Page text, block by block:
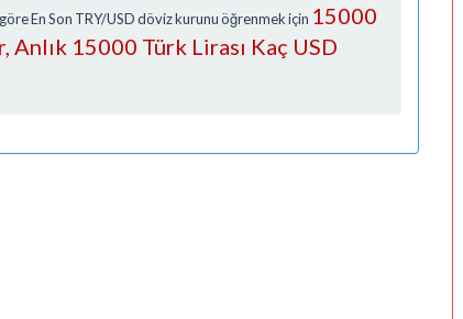
En Son TRY/USD döviz kurunu öğrenmek için 15000
Anlık 15000 Türk Lirası Kaç USD